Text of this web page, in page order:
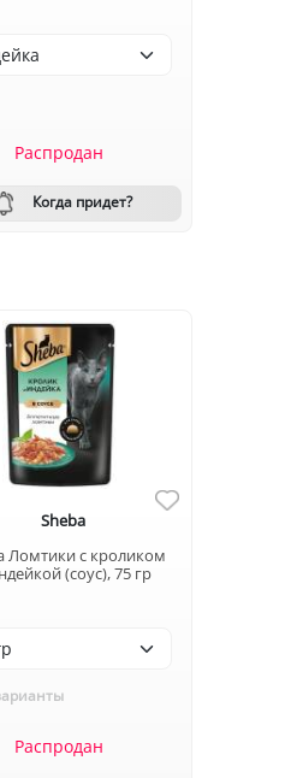
Распродан
Когда придет?
Sheba
Ломтики с кроликом
(соус), 75 гр
Распродан